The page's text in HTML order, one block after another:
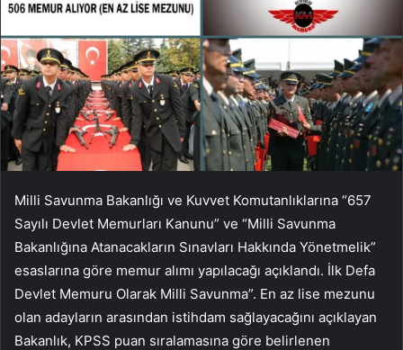
Milli Savunma Bakanlığı ve Kuvvet Komutanlıklarına “657
Sayılı Devlet Memurları Kanunu” ve “Milli Savunma
Bakanlığına Atanacakların Sınavları Hakkında Yönetmelik”
esaslarına göre memur alımı yapılacağı açıklandı. İlk Defa
Devlet Memuru Olarak Milli Savunma”. En az lise mezunu
olan adayların arasından istihdam sağlayacağını açıklayan
Bakanlık, KPSS puan sıralamasına göre belirlenen